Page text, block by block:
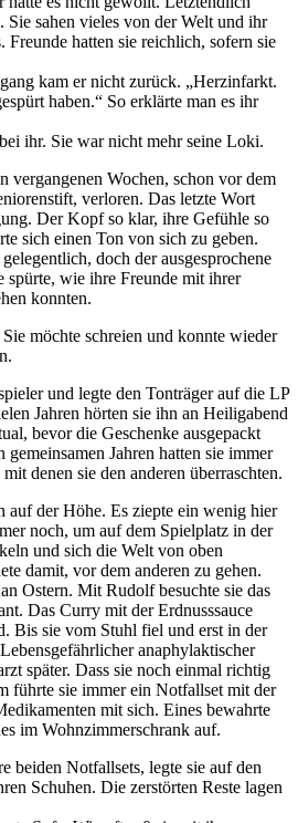
Sie sahen vieles von der Welt und ihr
Freunde hatten sie reichlich, sofern sie
kam er nicht zurück. „Herzinfarkt.
haben.“ So erklärte man es ihr
ihr. Sie war nicht mehr seine Loki.
vergangenen Wochen, schon vor dem
verloren. Das letzte Wort
Der Kopf so klar, ihre Gefühle so
sich einen Ton von sich zu geben.
doch der ausgesprochene
spürte, wie ihre Freunde mit ihrer
konnten.
möchte schreien und konnte wieder
und legte den Tonträger auf die LP
Jahren hörten sie ihn an Heiligabend
bevor die Geschenke ausgepackt
gemeinsamen Jahren hatten sie immer
denen sie den anderen überraschten.
auf der Höhe. Es ziepte ein wenig hier
noch, um auf dem Spielplatz in der
und sich die Welt von oben
damit, vor dem anderen zu gehen.
Ostern. Mit Rudolf besuchte sie das
Das Curry mit der Erdnusssauce
Bis sie vom Stuhl fiel und erst in der
anaphylaktischer
später. Dass sie noch einmal richtig
führte sie immer ein Notfallset mit der
mit sich. Eines bewahrte
im Wohnzimmerschrank auf.
beiden Notfallsets, legte sie auf den
Schuhen. Die zerstörten Reste lagen